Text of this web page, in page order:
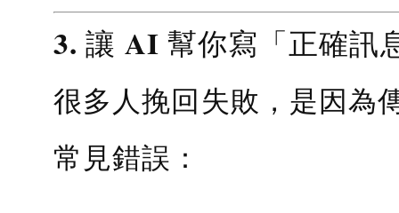
3. 讓 AI 幫你寫「正確訊
很多人挽回失敗，是因為
常見錯誤：